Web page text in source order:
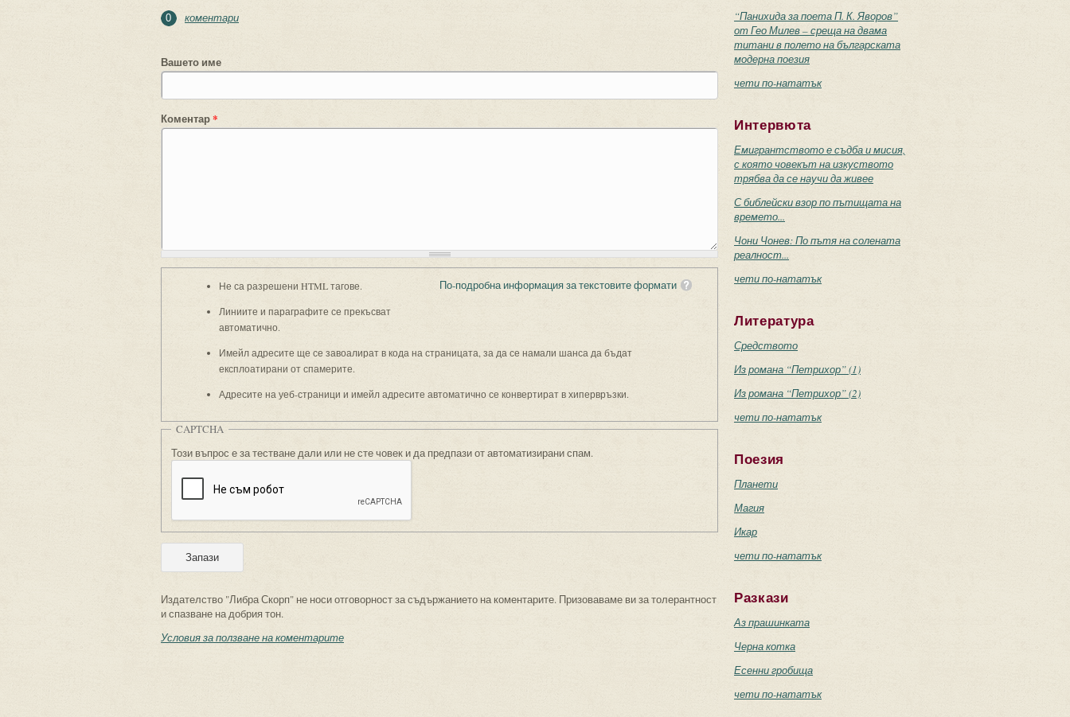
0 коментари
Вашето име
Коментар*
По-подробна информация за текстовите формати
Не са разрешени HTML тагове.
Линиите и параграфите се прекъсват
автоматично.
Имейл адресите ще се завоалират в кода на страницата, за да се намали шанса да бъдат
експлоатирани от спамерите.
Адресите на уеб-страници и имейл адресите автоматично се конвертират в хипервръзки.
CAPTCHA
Този въпрос е за тестване дали или не сте човек и да предпази от автоматизирани спам.
Издателство "Либра Скорп" не носи отговорност за съдържанието на коментарите. Призоваваме ви за толерантност
и спазване на добрия тон.
Условия за ползване на коментарите
“Панихида за поета П. К. Яворов”
от Гео Милев – среща на двама
титани в полето на българската
модерна поезия
чети по-нататък
Интервюта
Емигрантството е съдба и мисия,
с която човекът на изкуството
трябва да се научи да живее
С библейски взор по пътищата на
времето...
Чони Чонев: По пътя на солената
реалност...
чети по-нататък
Литература
Средството
Из романа “Петрихор” (1)
Из романа “Петрихор” (2)
чети по-нататък
Поезия
Планети
Магия
Икар
чети по-нататък
Разкази
Аз прашинката
Черна котка
Есенни гробища
чети по-нататък